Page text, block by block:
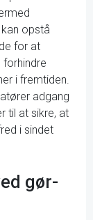
opstå
for at
i fremtiden.
adgang
til at sikre, at
i sindet
gør-